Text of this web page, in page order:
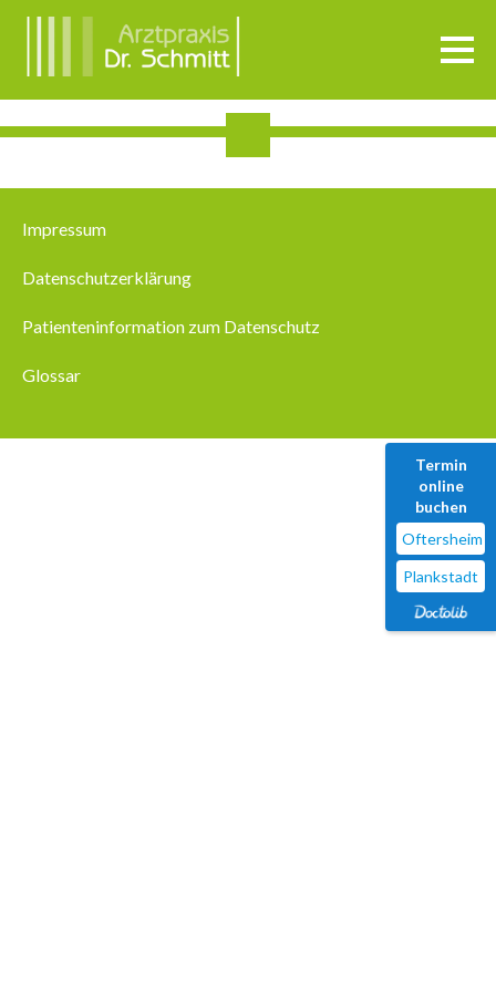
Impressum
Datenschutzerklärung
Patienteninformation zum Datenschutz
Glossar
Termin
online
buchen
Oftersheim
Plankstadt